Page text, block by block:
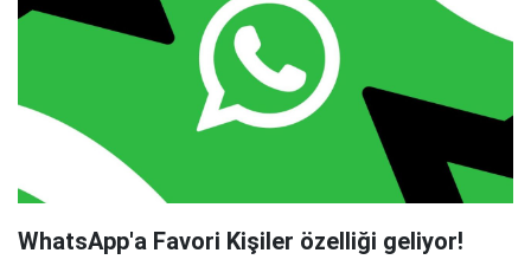
WhatsApp'a Favori Kişiler özelliği geliyor!